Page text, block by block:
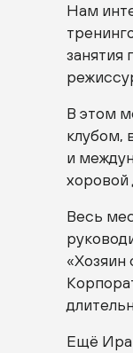
Нам
занятия
В этом
клубом,
и
хоровой
Весь
«Хозяин
Ещё Ира